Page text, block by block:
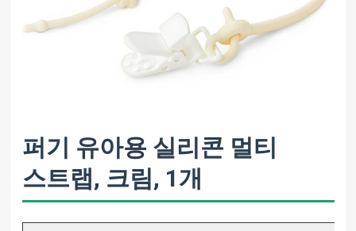
퍼기 유아용 실리콘 멀티
스트랩, 크림, 1개